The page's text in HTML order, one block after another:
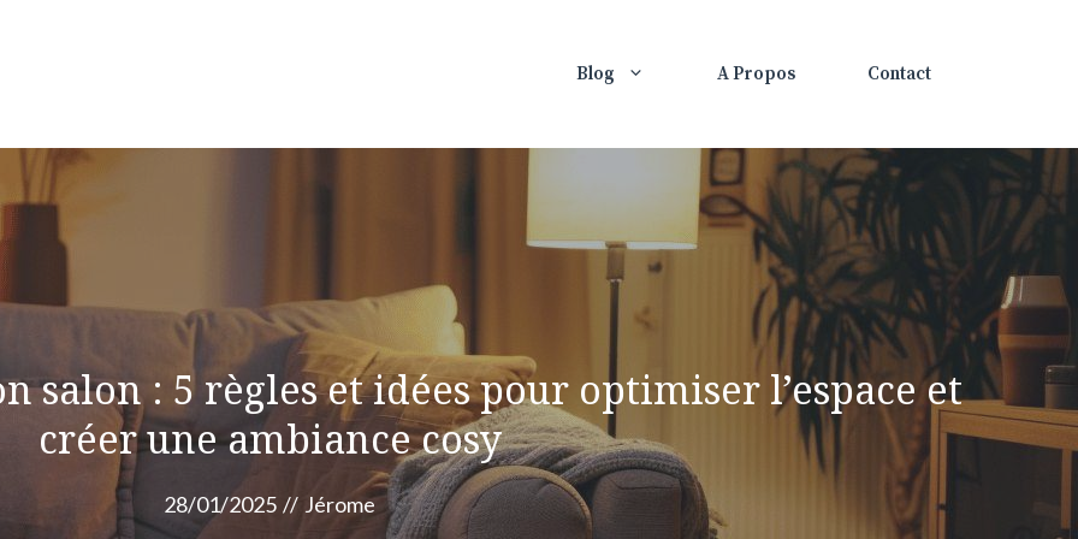
Blog A Propos Contact
salon : 5 règles et idées pour optimiser l’espace et
créer une ambiance cosy
28/01/2025 // Jérome